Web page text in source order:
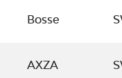
Bosse
AXZA